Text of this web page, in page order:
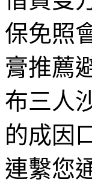
保免照
膏推薦
布三人
的成因
連繫您